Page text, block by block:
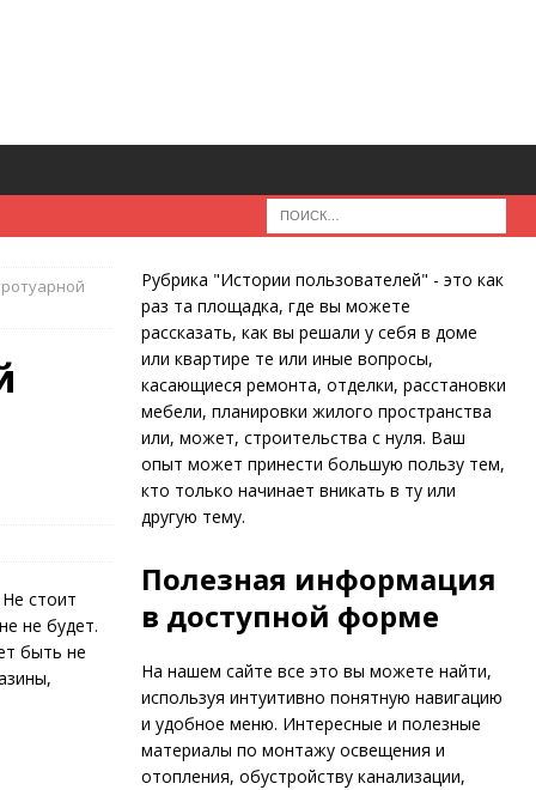
стоит
не будет.
быть не
Рубрика "Истории пользователей" - это как
раз та площадка, где вы можете
рассказать, как вы решали у себя в доме
или квартире те или иные вопросы,
касающиеся ремонта, отделки, расстановки
мебели, планировки жилого пространства
или, может, строительства с нуля. Ваш
опыт может принести большую пользу тем,
кто только начинает вникать в ту или
другую тему.
Полезная информация
в доступной форме
На нашем сайте все это вы можете найти,
используя интуитивно понятную навигацию
и удобное меню. Интересные и полезные
материалы по монтажу освещения и
отопления, обустройству канализации,